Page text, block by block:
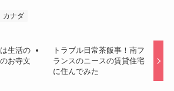
カナダ
生活の
お寺文
トラブル日常茶飯事！南フ
ランスのニースの賃貸住宅
に住んでみた